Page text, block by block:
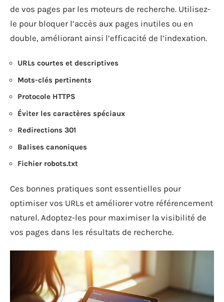
de vos pages par les moteurs de recherche. Utilisez-
le pour bloquer l’accès aux pages inutiles ou en
double, améliorant ainsi l’efficacité de l’indexation.
URLs courtes et descriptives
Mots-clés pertinents
Protocole HTTPS
Éviter les caractères spéciaux
Redirections 301
Balises canoniques
Fichier robots.txt
Ces bonnes pratiques sont essentielles pour
optimiser vos URLs et améliorer votre référencement
naturel. Adoptez-les pour maximiser la visibilité de
vos pages dans les résultats de recherche.